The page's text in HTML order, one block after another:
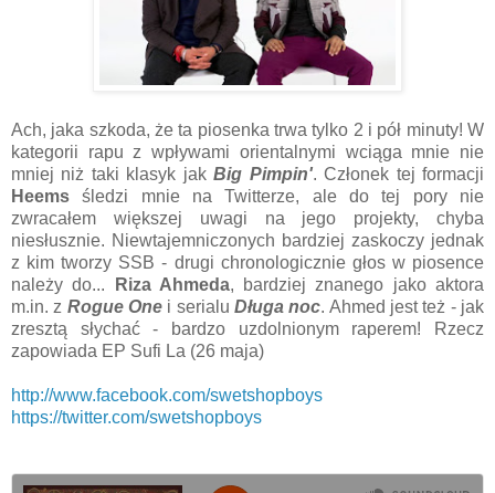
Ach, jaka szkoda, że ta piosenka trwa tylko 2 i pół minuty! W
kategorii rapu z wpływami orientalnymi wciąga mnie nie
mniej niż taki klasyk jakBig Pimpin'. Członek tej formacji
Heems śledzi mnie na Twitterze, ale do tej pory nie
zwracałem większej uwagi na jego projekty, chyba
niesłusznie. Niewtajemniczonych bardziej zaskoczy jednak
z kim tworzy SSB - drugi chronologicznie głos w piosence
należy do... Riza Ahmeda, bardziej znanego jako aktora
m.in. z Rogue One i serialuDługa noc. Ahmed jest też - jak
zresztą słychać - bardzo uzdolnionym raperem! Rzecz
zapowiada EP Sufi La (26 maja)
http://www.facebook.com/swetshopboys
https://twitter.com/swetshopboys